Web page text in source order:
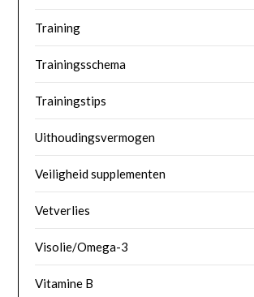
Training
Trainingsschema
Trainingstips
Uithoudingsvermogen
Veiligheid supplementen
Vetverlies
Visolie/Omega-3
Vitamine B